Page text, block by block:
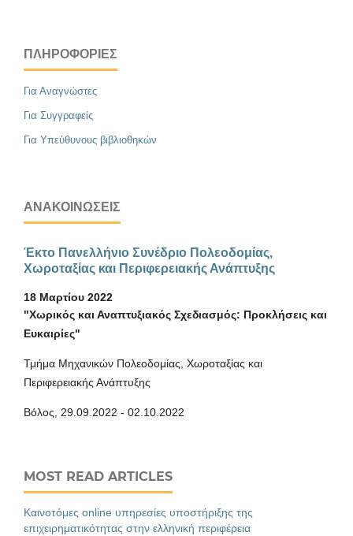
ΠΛΗΡΟΦΟΡΊΕΣ
Για Αναγνώστες
Για Συγγραφείς
Για Υπεύθυνους βιβλιοθηκών
ΑΝΑΚΟΙΝΏΣΕΙΣ
Έκτο Πανελλήνιο Συνέδριο Πολεοδομίας,
Χωροταξίας και Περιφερειακής Ανάπτυξης
18 Μαρτίου 2022
"Χωρικός και Αναπτυξιακός Σχεδιασμός: Προκλήσεις και
Ευκαιρίες"
Τμήμα Μηχανικών Πολεοδομίας, Χωροταξίας και
Περιφερειακής Ανάπτυξης
Βόλος, 29.09.2022 - 02.10.2022
MOST READ ARTICLES
Καινοτόμες online υπηρεσίες υποστήριξης της
επιχειρηματικότητας στην ελληνική περιφέρεια